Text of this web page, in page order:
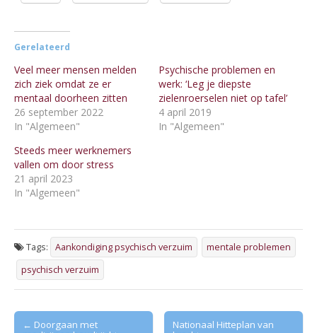
Gerelateerd
Veel meer mensen melden
zich ziek omdat ze er
mentaal doorheen zitten
26 september 2022
In "Algemeen"
Psychische problemen en
werk: ‘Leg je diepste
zielenroerselen niet op tafel’
4 april 2019
In "Algemeen"
Steeds meer werknemers
vallen om door stress
21 april 2023
In "Algemeen"
Tags: Aankondiging psychisch verzuim
mentale problemen
psychisch verzuim
Post
← Doorgaan met
Nationaal Hitteplan van